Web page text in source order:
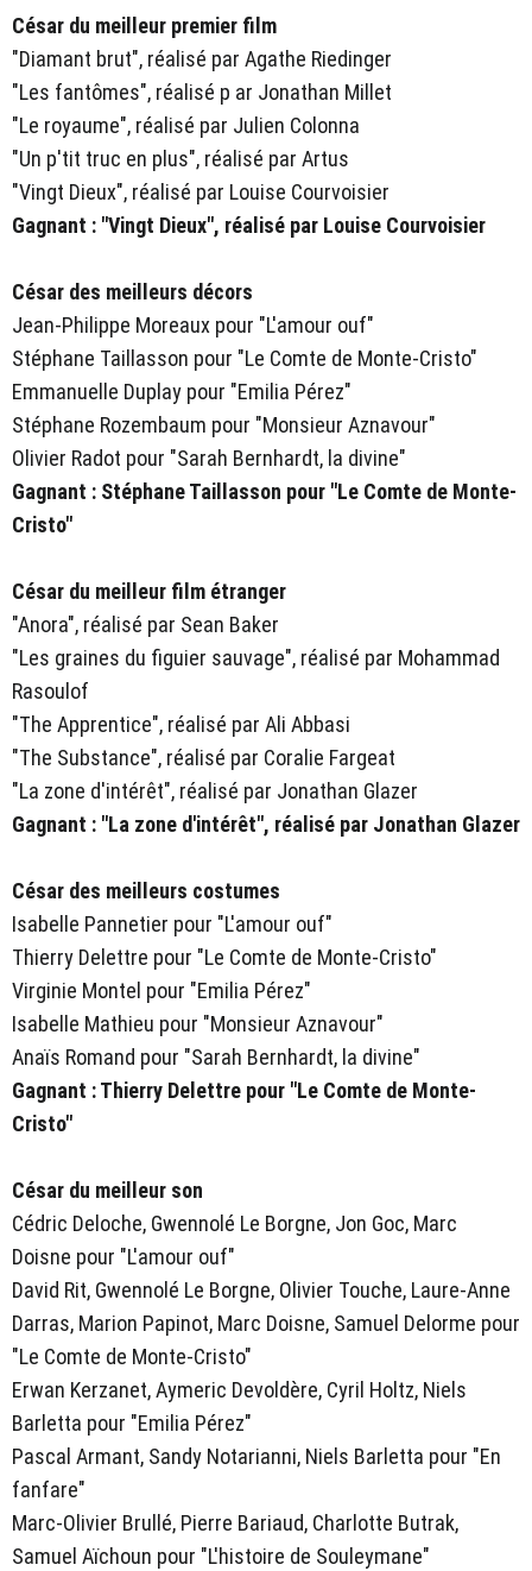
César du meilleur premier film
"Diamant brut", réalisé par Agathe Riedinger
"Les fantômes", réalisé p ar Jonathan Millet
"Le royaume", réalisé par Julien Colonna
"Un p'tit truc en plus", réalisé par Artus
"Vingt Dieux", réalisé par Louise Courvoisier
Gagnant : "Vingt Dieux", réalisé par Louise Courvoisier
César des meilleurs décors
Jean-Philippe Moreaux pour "L'amour ouf"
Stéphane Taillasson pour "Le Comte de Monte-Cristo"
Emmanuelle Duplay pour "Emilia Pérez"
Stéphane Rozembaum pour "Monsieur Aznavour"
Olivier Radot pour "Sarah Bernhardt, la divine"
Gagnant : Stéphane Taillasson pour "Le Comte de Monte-
Cristo"
César du meilleur film étranger
"Anora", réalisé par Sean Baker
"Les graines du figuier sauvage", réalisé par Mohammad
Rasoulof
"The Apprentice", réalisé par Ali Abbasi
"The Substance", réalisé par Coralie Fargeat
"La zone d'intérêt", réalisé par Jonathan Glazer
Gagnant : "La zone d'intérêt", réalisé par Jonathan Glazer
César des meilleurs costumes
Isabelle Pannetier pour "L'amour ouf"
Thierry Delettre pour "Le Comte de Monte-Cristo"
Virginie Montel pour "Emilia Pérez"
Isabelle Mathieu pour "Monsieur Aznavour"
Anaïs Romand pour "Sarah Bernhardt, la divine"
Gagnant : Thierry Delettre pour "Le Comte de Monte-
Cristo"
César du meilleur son
Cédric Deloche, Gwennolé Le Borgne, Jon Goc, Marc
Doisne pour "L'amour ouf"
David Rit, Gwennolé Le Borgne, Olivier Touche, Laure-Anne
Darras, Marion Papinot, Marc Doisne, Samuel Delorme pour
"Le Comte de Monte-Cristo"
Erwan Kerzanet, Aymeric Devoldère, Cyril Holtz, Niels
Barletta pour "Emilia Pérez"
Pascal Armant, Sandy Notarianni, Niels Barletta pour "En
fanfare"
Marc-Olivier Brullé, Pierre Bariaud, Charlotte Butrak,
Samuel Aïchoun pour "L'histoire de Souleymane"